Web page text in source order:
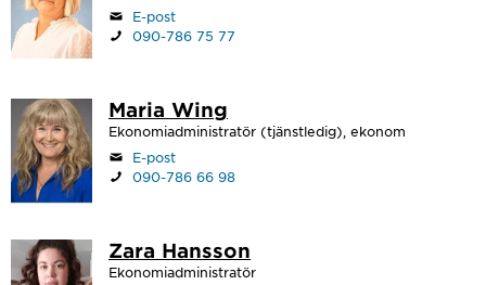
E-post
090-786 75 77
Maria Wing
Ekonomiadministratör (tjänstledig), ekonom
E-post
090-786 66 98
Zara Hansson
Ekonomiadministratör